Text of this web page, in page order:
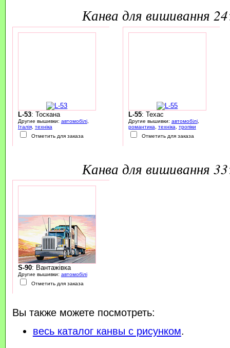
канва для вишивання
L-53: Тоскана
Другие вышивки: автомобілі,
Італія, техніка
Отметить для заказа
L-55: Техас
Другие вышивки: автомобілі,
романтика
техніка
тропіки
Отметить для заказа
канва для вишивання
S-90: Вантажівка
Другие вышивки: автомобілі
Отметить для заказа
Вы также можете посмотреть:
весь каталог канвы с рисунком.